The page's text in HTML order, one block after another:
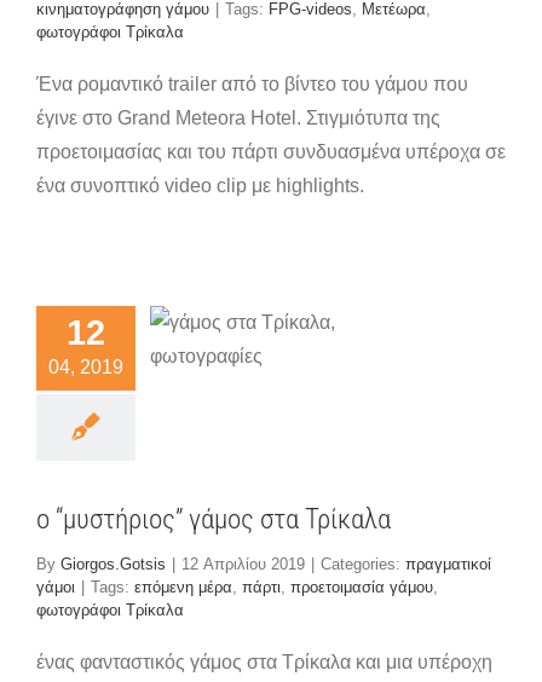
κινηματογράφηση γάμου Tags: FPG-videos Μετέωρα
φωτογράφοι Τρίκαλα
Ένα ρομαντικό trailer από το βίντεο του γάμου που
έγινε στο Grand Meteora Hotel. Στιγμιότυπα της
προετοιμασίας και του πάρτι συνδυασμένα υπέροχα σε
ένα συνοπτικό video clip με highlights.
12
04, 2019
στα
γάμοι
ο “μυστήριος” γάμος στα Τρίκαλα
By Giorgos.Gotsis 12 Απριλίου 2019 Categories: πραγματικοί
γάμοι
Tags: επόμενη μέρα πάρτι προετοιμασία γάμου,
φωτογράφοι Τρίκαλα
ένας φανταστικός γάμος στα Τρίκαλα και μια υπέροχη